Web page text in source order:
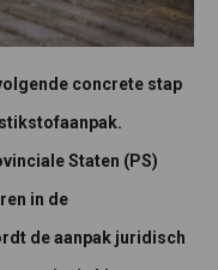
concrete stap
Staten (PS)
in de
de aanpak juridisch